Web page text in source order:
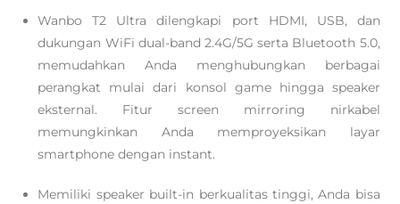
Wanbo T2 Ultra dilengkapi port HDMI, USB, dan
dukungan WiFi dual-band 2.4G/5G serta Bluetooth 5.0,
memudahkan Anda menghubungkan berbagai
perangkat mulai dari konsol game hingga speaker
eksternal. Fitur screen mirroring nirkabel
memungkinkan Anda memproyeksikan layar
smartphone dengan instant.
Memiliki speaker built-in berkualitas tinggi, Anda bisa